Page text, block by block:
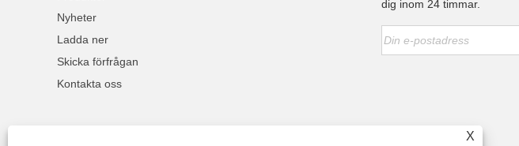
Nyheter
Ladda ner
Skicka förfrågan
Kontakta oss
dig inom 24 timmar.
X